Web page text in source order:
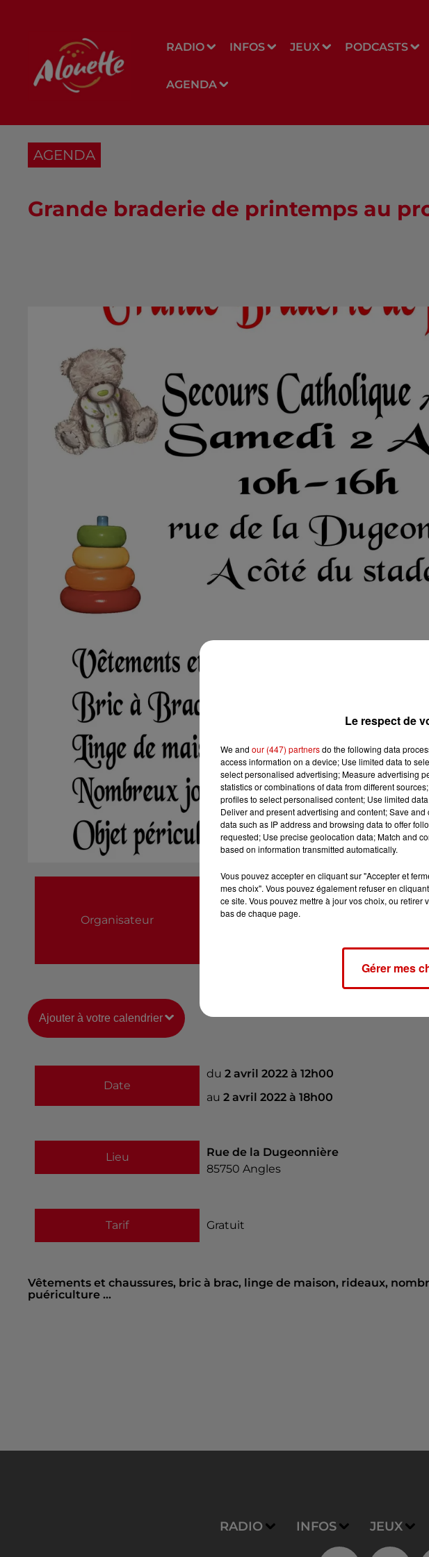
RADIO INFOS JEUX PODCASTS
AGENDA
AGENDA
Grande braderie de printemps au
Organisateur
Secours Catholique
0784966039
Ajouter à votre calendrier
Date
du2 avril 2022 à 12h00
au2 avril 2022 à 18h00
Lieu
Rue de la Dugeonnière
85750 Angles
Tarif Gratuit
Vêtements et chaussures, bric à brac, linge de maison, rideaux,
puériculture ...
RADIO INFOS JEUX
Le respect de
We and our (447) partnersdo the following data
access information on a device; Use limited data to
select personalised advertising; Measure advertising
statistics or combinations of data from different
profiles to select personalised content; Use limited
Deliver and present advertising and content; Save
data such as IP address and browsing data to offer
requested; Use precise geolocation data; Match and
based on information transmitted automatically.
Vous pouvez accepter en cliquant sur "Accepter et
mes choix". Vous pouvez également refuser en
ce site. Vous pouvez mettre à jour vos choix, ou
bas de chaque page.
Gérer mes